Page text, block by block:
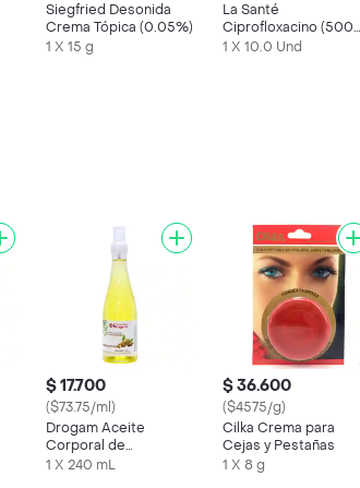
Siegfried Desonida
Crema Tópica (0.05%)
1 X 15 g
La Santé
Ciprofloxacino (500
mg)
1 X 10.0 Und
$ 17.700
($73.75/ml)
Drogam Aceite
Corporal de
Almendras Hidratante
1 X 240 mL
$ 36.600
($4575/g)
Cilka Crema para
Cejas y Pestañas
1 X 8 g